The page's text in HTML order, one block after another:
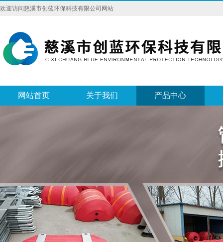
欢迎访问慈溪市创蓝环保科技有限公司网站
网站首页 关于我们 产品中心